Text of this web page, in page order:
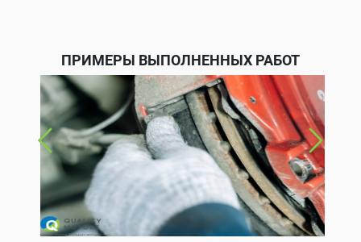
ПРИМЕРЫ ВЫПОЛНЕННЫХ РАБОТ